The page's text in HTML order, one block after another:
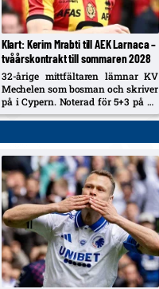
Klart: Kerim Mrabti till AEK Larnaca –
tvåårskontrakt till sommaren 2028
32-årige mittfältaren lämnar KV
Mechelen som bosman och skriver
på i Cypern. Noterad för 5+3 på 33
ligamatcher 2025/26.